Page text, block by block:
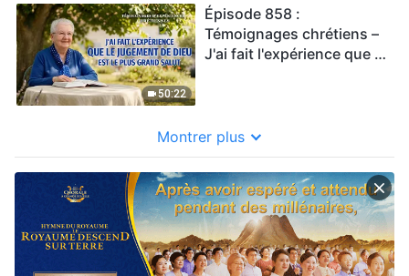
50:22
Épisode 858 :
Témoignages chrétiens –
J'ai fait l'expérience que le
Montrer plus